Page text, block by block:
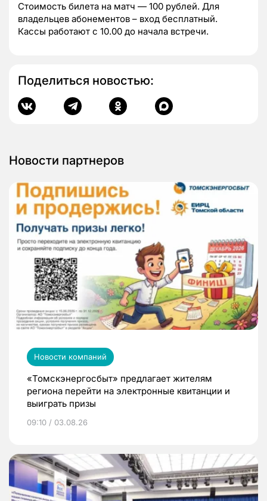
Стоимость билета на матч — 100 рублей. Для
владельцев абонементов – вход бесплатный.
Кассы работают с 10.00 до начала встречи.
Поделиться новостью:
Новости партнеров
Новости компаний
«Томскэнергосбыт» предлагает жителям
региона перейти на электронные квитанции и
выиграть призы
09:10 / 03.08.26